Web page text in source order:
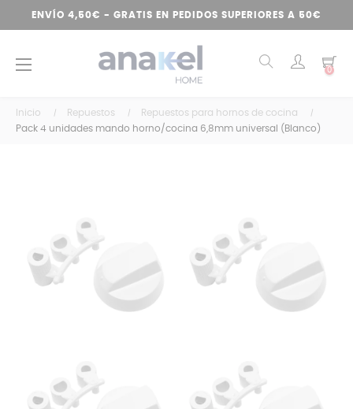
ENVÍO 4,50€ - GRATIS EN PEDIDOS SUPERIORES A 50€
Navegación
☰ 0
Inicio Repuestos
Repuestos para hornos de cocina
Pack 4 unidades mando horno/cocina 6,8mm universal (Blanco)